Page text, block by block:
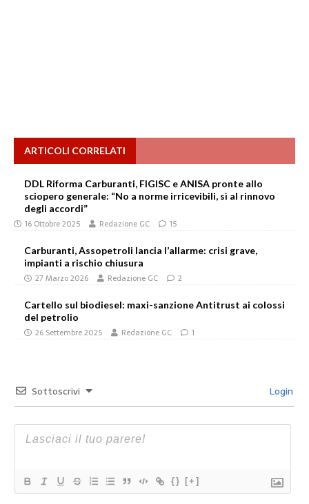
ARTICOLI CORRELATI
DDL Riforma Carburanti, FIGISC e ANISA pronte allo
sciopero generale: “No a norme irricevibili, sì al rinnovo
degli accordi”
16 Ottobre 2025 Redazione GC 15
Carburanti, Assopetroli lancia l’allarme: crisi grave,
impianti a rischio chiusura
27 Marzo 2026 Redazione GC 2
Cartello sul biodiesel: maxi-sanzione Antitrust ai colossi
del petrolio
26 Settembre 2025 Redazione GC 1
Sottoscrivi Login
{} [+]